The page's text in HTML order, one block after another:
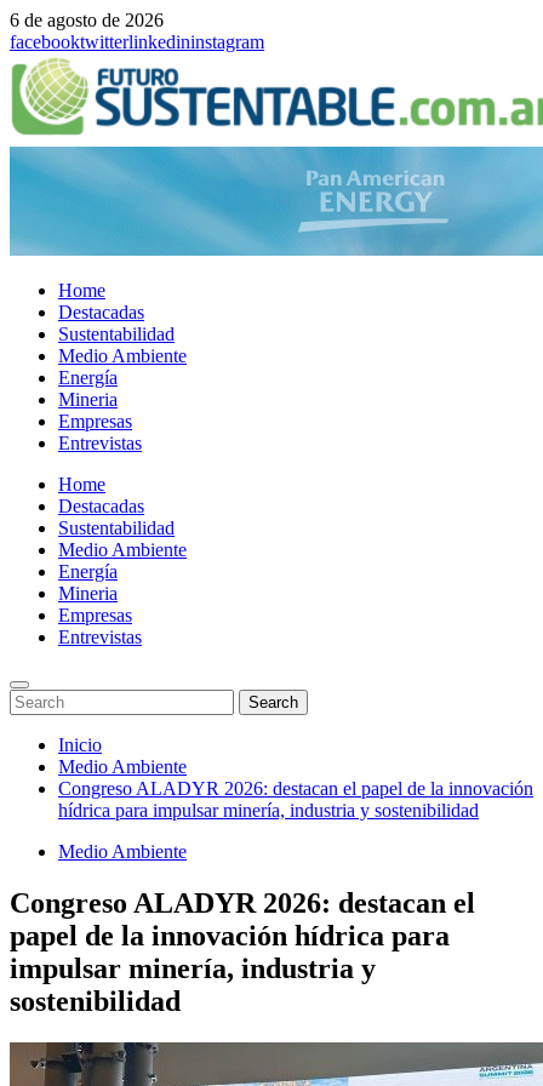
6 de agosto de 2026
facebooktwitterlinkedininstagram
Home
Destacadas
Sustentabilidad
Medio Ambiente
Energía
Mineria
Empresas
Entrevistas
Menu
Home
Destacadas
Sustentabilidad
Medio Ambiente
Energía
Mineria
Empresas
Entrevistas
Enter
Keyword
Search
for:
Search
Search
Saltar
contenido
Inicio
Medio Ambiente
Congreso ALADYR 2026: destacan el papel de la innovación
hídrica para impulsar minería, industria y sostenibilidad
Medio Ambiente
Congreso ALADYR 2026: destacan el
papel de la innovación hídrica para
impulsar minería, industria y
sostenibilidad